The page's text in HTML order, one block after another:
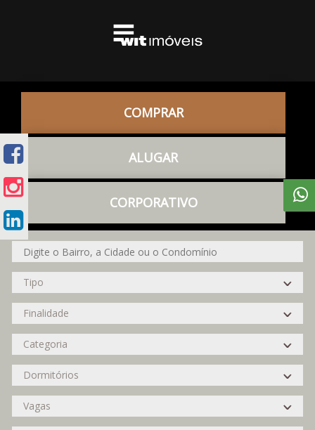
COMPRAR
ALUGAR
CORPORATIVO